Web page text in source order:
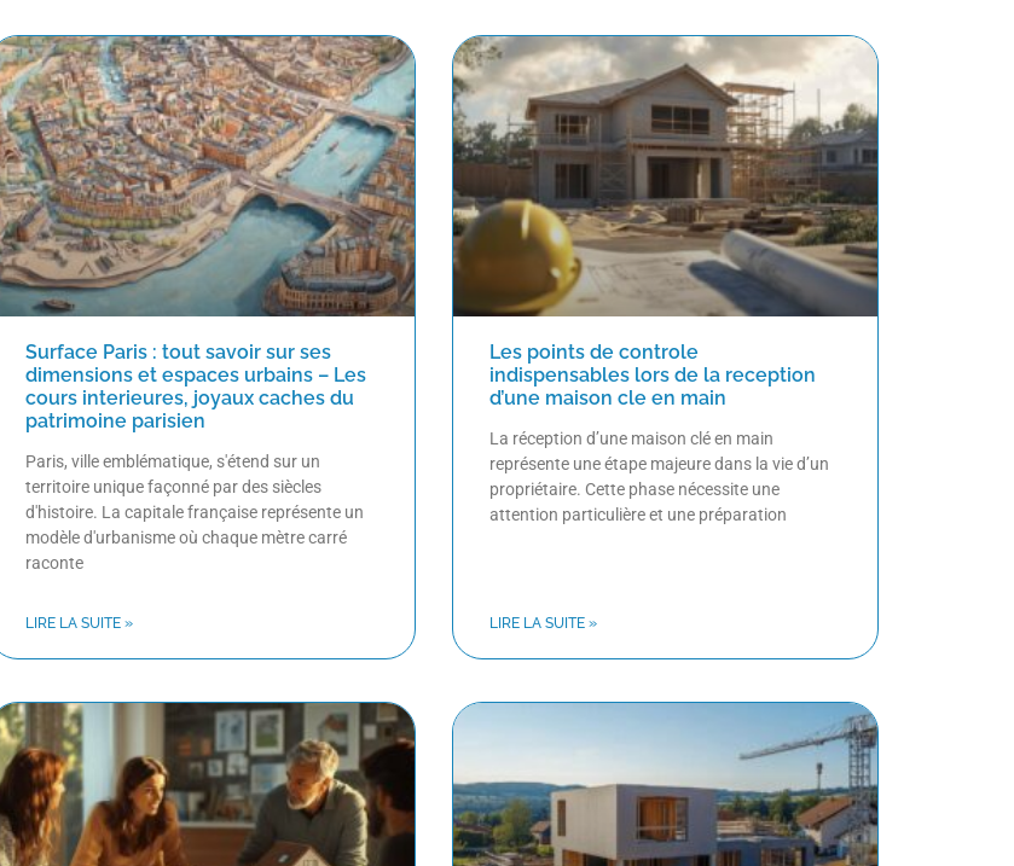
Surface Paris : tout savoir sur ses
dimensions et espaces urbains – Les
cours interieures, joyaux caches du
patrimoine parisien
Paris, ville emblématique, s'étend sur un
territoire unique façonné par des siècles
d'histoire. La capitale française représente un
modèle d'urbanisme où chaque mètre carré
raconte
LIRE LA SUITE »
Les points de controle
indispensables lors de la reception
d’une maison cle en main
La réception d’une maison clé en main
représente une étape majeure dans la vie d’un
propriétaire. Cette phase nécessite une
attention particulière et une préparation
LIRE LA SUITE »